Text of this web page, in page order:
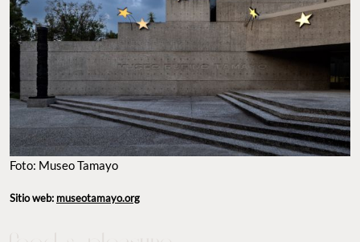
Foto: Museo Tamayo
Sitio web: museotamayo.org